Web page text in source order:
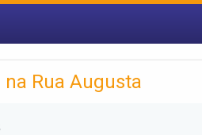
Rua Augusta